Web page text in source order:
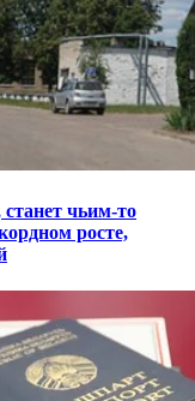
чьим-то
росте,